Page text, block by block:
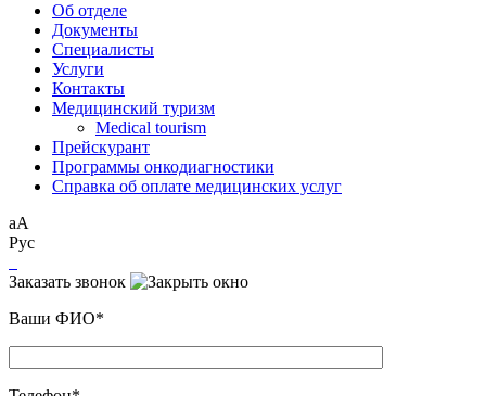
Об отделе
Документы
Специалисты
Услуги
Контакты
Медицинский туризм
Medical tourism
Прейскурант
Программы онкодиагностики
Справка об оплате медицинских услуг
аА
Рус
Заказать звонок
Ваши ФИО*